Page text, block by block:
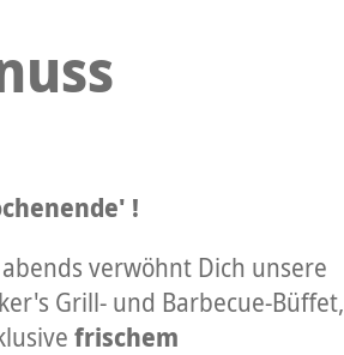
!
verwöhnt Dich unsere
Grill- und Barbecue-Büffet,
frischem